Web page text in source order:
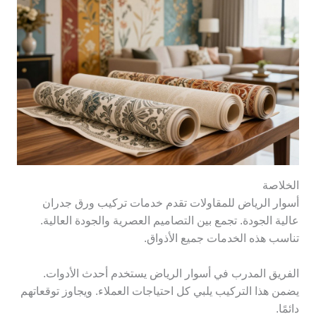
الخلاصة
أسوار الرياض للمقاولات تقدم خدمات تركيب ورق جدران
عالية الجودة. تجمع بين التصاميم العصرية والجودة العالية.
تناسب هذه الخدمات جميع الأذواق.
الفريق المدرب في أسوار الرياض يستخدم أحدث الأدوات.
يضمن هذا التركيب يلبي كل احتياجات العملاء. ويجاوز توقعاتهم
دائمًا.